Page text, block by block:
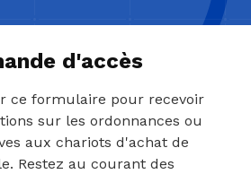
d'accès
ce formulaire pour recevoir
sur les ordonnances ou
aux chariots d'achat de
Restez au courant des